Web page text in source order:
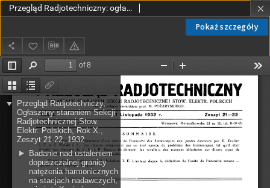
Pokaż szczegóły
Przegląd Radjotechniczny: ogłaszany staraniem Sekcji Radjotechnicznej Stow. Elektr. Polskich R. X z. 21-22 (1932)